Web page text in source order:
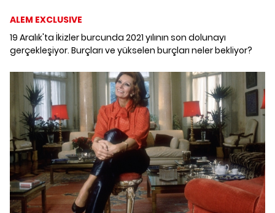
ALEM EXCLUSIVE
19 Aralık'ta İkizler burcunda 2021 yılının son dolunayı
gerçekleşiyor. Burçları ve yükselen burçları neler bekliyor?